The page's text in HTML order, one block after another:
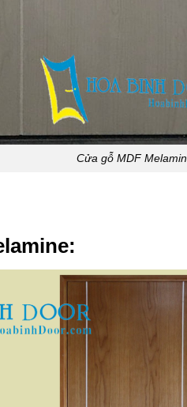
Cửa gỗ MDF
: